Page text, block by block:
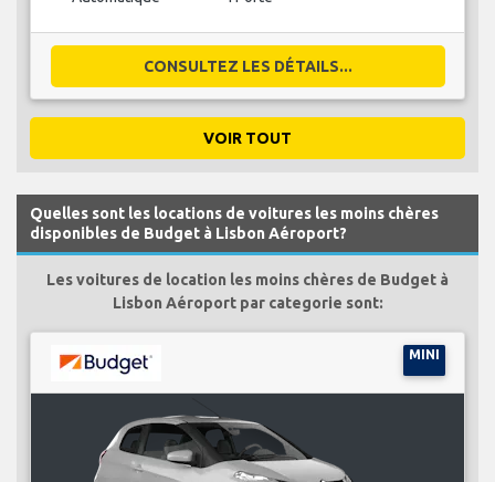
CONSULTEZ LES DÉTAILS...
VOIR TOUT
Quelles sont les locations de voitures les moins chères
disponibles de Budget à Lisbon Aéroport?
Les voitures de location les moins chères de Budget à
Lisbon Aéroport par categorie sont:
MINI